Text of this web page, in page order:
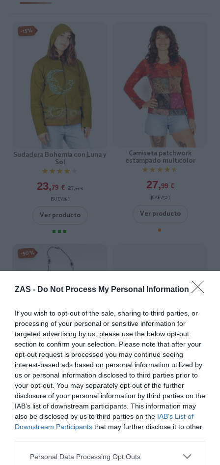
ZAS - Do Not Process My Personal Information
If you wish to opt-out of the sale, sharing to third parties, or
processing of your personal or sensitive information for
targeted advertising by us, please use the below opt-out
section to confirm your selection. Please note that after your
opt-out request is processed you may continue seeing
interest-based ads based on personal information utilized by
us or personal information disclosed to third parties prior to
your opt-out. You may separately opt-out of the further
disclosure of your personal information by third parties on the
IAB’s list of downstream participants. This information may
also be disclosed by us to third parties on the IAB’s List of
Downstream Participants that may further disclose it to other
Personal Data Processing Opt Outs
-15%
Sudadera Bohemia con Luna y
Sol
★★★★★
★★★★★
23,79 € 27,99 €
[SUEV25 ]
Ver producto
Camiseta patchwork
estampado multicolor
★★★★★
★★★★★
27,99 €
[CAEV52 ]
Ver producto
-50%
Collar largo plumas decoradas
★★★★★
★★★★★
3, 25 50
[COPA09 ]
Ver producto
Plato de madera de palma.
★★★★★
★★★★★
17, 95 €
[EXCU07 ]
Ver producto